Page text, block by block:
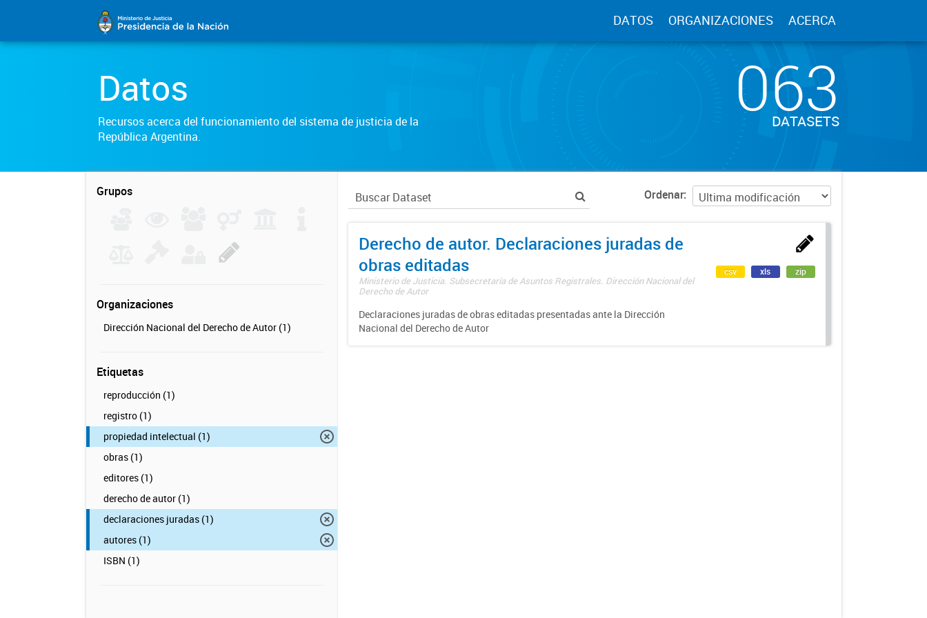
DATOS ORGANIZACIONES ACERCA
Datos
Recursos acerca del funcionamiento del sistema de justicia de la
República Argentina.
063
DATASETS
Grupos
Organizaciones
Dirección Nacional del Derecho de Autor (1)
Etiquetas
reproducción (1)
registro (1)
propiedad intelectual (1)
obras (1)
editores (1)
derecho de autor (1)
declaraciones juradas (1)
autores (1)
ISBN (1)
Ordenar
Derecho de autor. Declaraciones juradas de
obras editadas
Ministerio de Justicia. Subsecretaría de Asuntos Registrales. Dirección Nacional del
Derecho de Autor
Declaraciones juradas de obras editadas presentadas ante la Dirección
Nacional del Derecho de Autor
csv xls zip